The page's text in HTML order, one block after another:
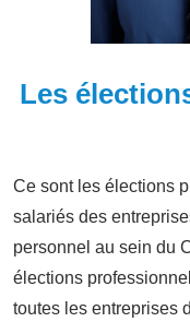
Les
Ce sont les élections
salariés des
personnel au sein du
élections
toutes les entreprises